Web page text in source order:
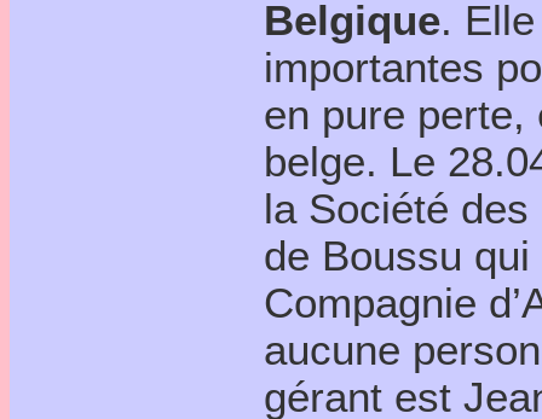
Belgique.
importantes
en pure perte,
belge. Le
la Société
de Boussu
Compagnie
aucune
gérant est